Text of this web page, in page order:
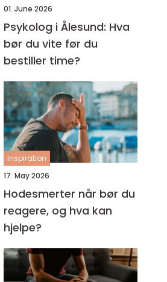
01. June 2026
Psykolog i Ålesund: Hva
bør du vite før du
bestiller time?
inspiration
17. May 2026
Hodesmerter når bør du
reagere, og hva kan
hjelpe?